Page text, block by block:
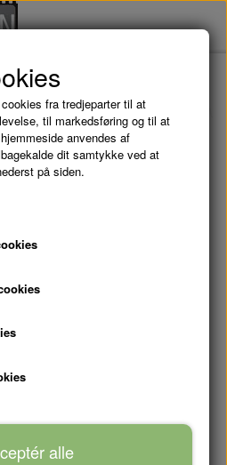
THE OTHER GUYS -
fra tredjeparter til at
til markedsføring og til at
anvendes af
dit samtykke ved at
på siden.
alle